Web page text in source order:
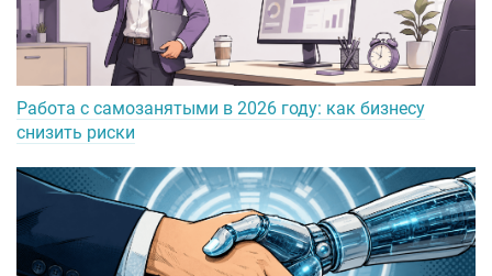
Работа с самозанятыми в 2026 году: как бизнесу
снизить риски